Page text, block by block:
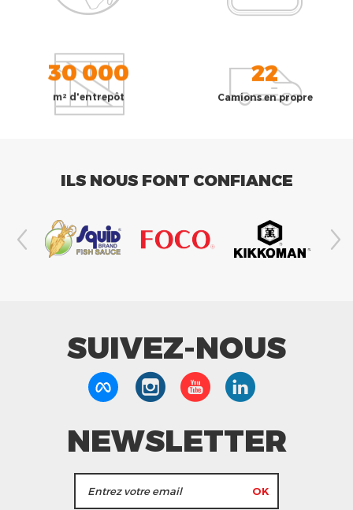
30 000
m² d'entrepôt
22
Camions en propre
ILS NOUS FONT CONFIANCE
SUIVEZ-NOUS
NEWSLETTER